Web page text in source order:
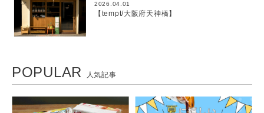
2026.04.01
【tempt/大阪府天神橋】
POPULAR 人気記事